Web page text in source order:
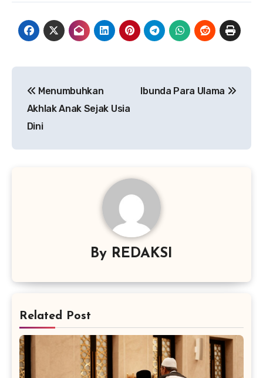
pos
Menumbuhkan
Akhlak Anak Sejak Usia
Dini
Ibunda Para Ulama
By REDAKSI
Related Post